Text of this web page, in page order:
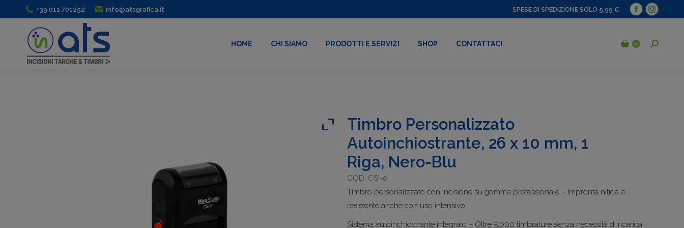
+39 011 701252 info@atsgrafica.it SPESE DI SPEDIZIONE SOLO 5,99 €
HOME CHI SIAMO PRODOTTI E SERVIZI SHOP CONTATTACI 0
Timbro Personalizzato
Autoinchiostrante, 26 x 10 mm, 1
Riga, Nero-Blu
COD: CSI-0
Timbro personalizzato con incisione su gomma professionale – Impronta nitida e
resistente anche con uso intensivo.
Sistema autoinchiostrante integrato – Oltre 5.000 timbrature senza necessità di ricarica.